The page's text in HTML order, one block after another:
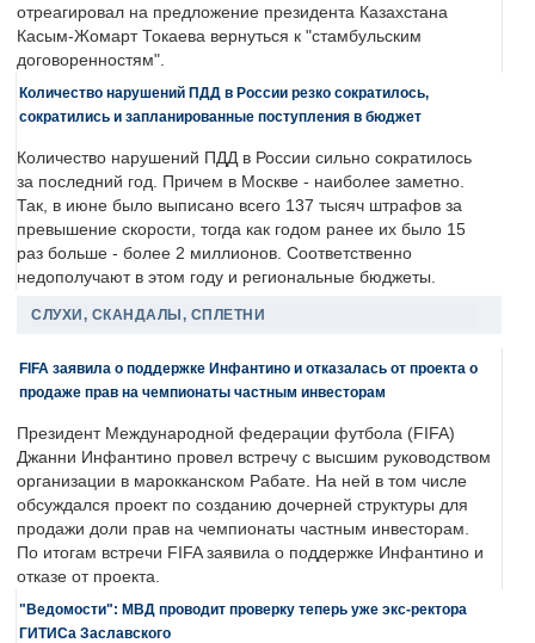
отреагировал на предложение президента Казахстана
Касым-Жомарт Токаева вернуться к "стамбульским
договоренностям".
Количество нарушений ПДД в России резко сократилось,
сократились и запланированные поступления в бюджет
Количество нарушений ПДД в России сильно сократилось
за последний год. Причем в Москве - наиболее заметно.
Так, в июне было выписано всего 137 тысяч штрафов за
превышение скорости, тогда как годом ранее их было 15
раз больше - более 2 миллионов. Соответственно
недополучают в этом году и региональные бюджеты.
СЛУХИ, СКАНДАЛЫ, СПЛЕТНИ
FIFA заявила о поддержке Инфантино и отказалась от проекта о
продаже прав на чемпионаты частным инвесторам
Президент Международной федерации футбола (FIFA)
Джанни Инфантино провел встречу с высшим руководством
организации в марокканском Рабате. На ней в том числе
обсуждался проект по созданию дочерней структуры для
продажи доли прав на чемпионаты частным инвесторам.
По итогам встречи FIFA заявила о поддержке Инфантино и
отказе от проекта.
"Ведомости": МВД проводит проверку теперь уже экс-ректора
ГИТИСа Заславского